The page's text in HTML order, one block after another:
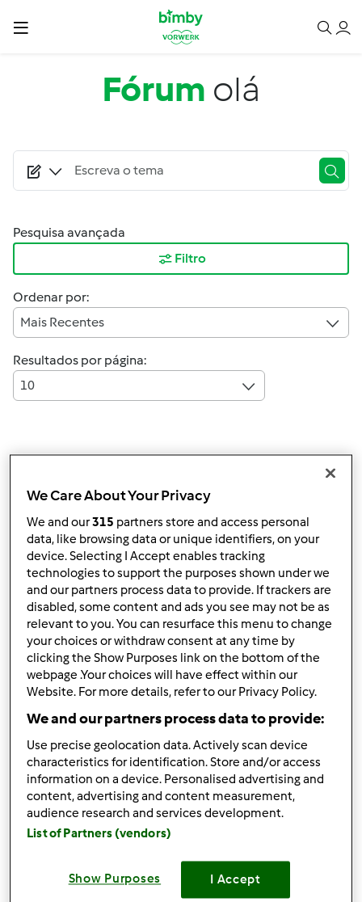
Passar para o conteúdo principal
Fórum olá
Pesquisa avançada
Filtro
Ordenar por:
Mais Recentes
Resultados por página:
10
Última entrada
Responder mensagem
Anónimo (não verificado)
Sex, 2010-02-26 16:48
#1
Olá!
Sou nova no forum acabei de registar-me...apesar de já
ter recebido a minha bimby como prenda de natal
Sou de Santa Marta Corroios e tenho um filho lindo com
19 meses que adora as sopas da bimby
Bjs
Topo
We Care About Your Privacy
We and our315 partners store and access personal
data, like browsing data or unique identifiers, on your
device. Selecting I Accept enables tracking
technologies to support the purposes shown under we
and our partners process data to provide. If trackers are
disabled, some content and ads you see may not be as
relevant to you. You can resurface this menu to change
your choices or withdraw consent at any time by
clicking the Show Purposes link on the bottom of the
webpage .Your choices will have effect within our
Website. For more details, refer to our Privacy Policy.
We and our partners process data to provide:
Use precise geolocation data. Actively scan device
characteristics for identification. Store and/or access
information on a device. Personalised advertising and
content, advertising and content measurement,
audience research and services development.
List of Partners (vendors)
Show Purposes I Accept